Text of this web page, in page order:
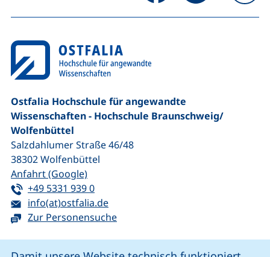
Ostfalia Hochschule für angewandte
Wissenschaften - Hochschule Braunschweig/​
Wolfenbüttel
Salzdahlumer Straße 46/48
38302Wolfenbüttel
Anfahrt (Google)(externer Link, öffnet neues Fenster)
Tel:
+49 5331 939 0(startet einen Telefonanruf, wenn Ihr
E-Mail:
info(at)ostfalia.de(öffnet Ihr E-Mail-Programm)
Zur Personensuche